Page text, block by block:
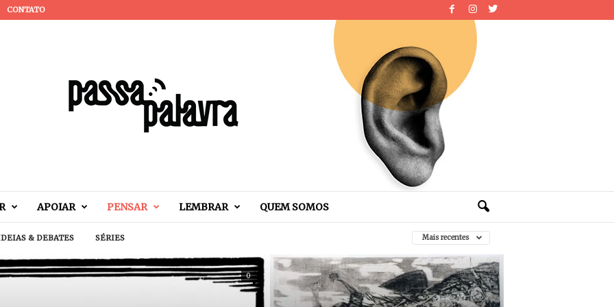
CONTATO
APOIAR PENSAR LEMBRAR QUEM SOMOS
& DEBATES SÉRIES Mais recentes
0